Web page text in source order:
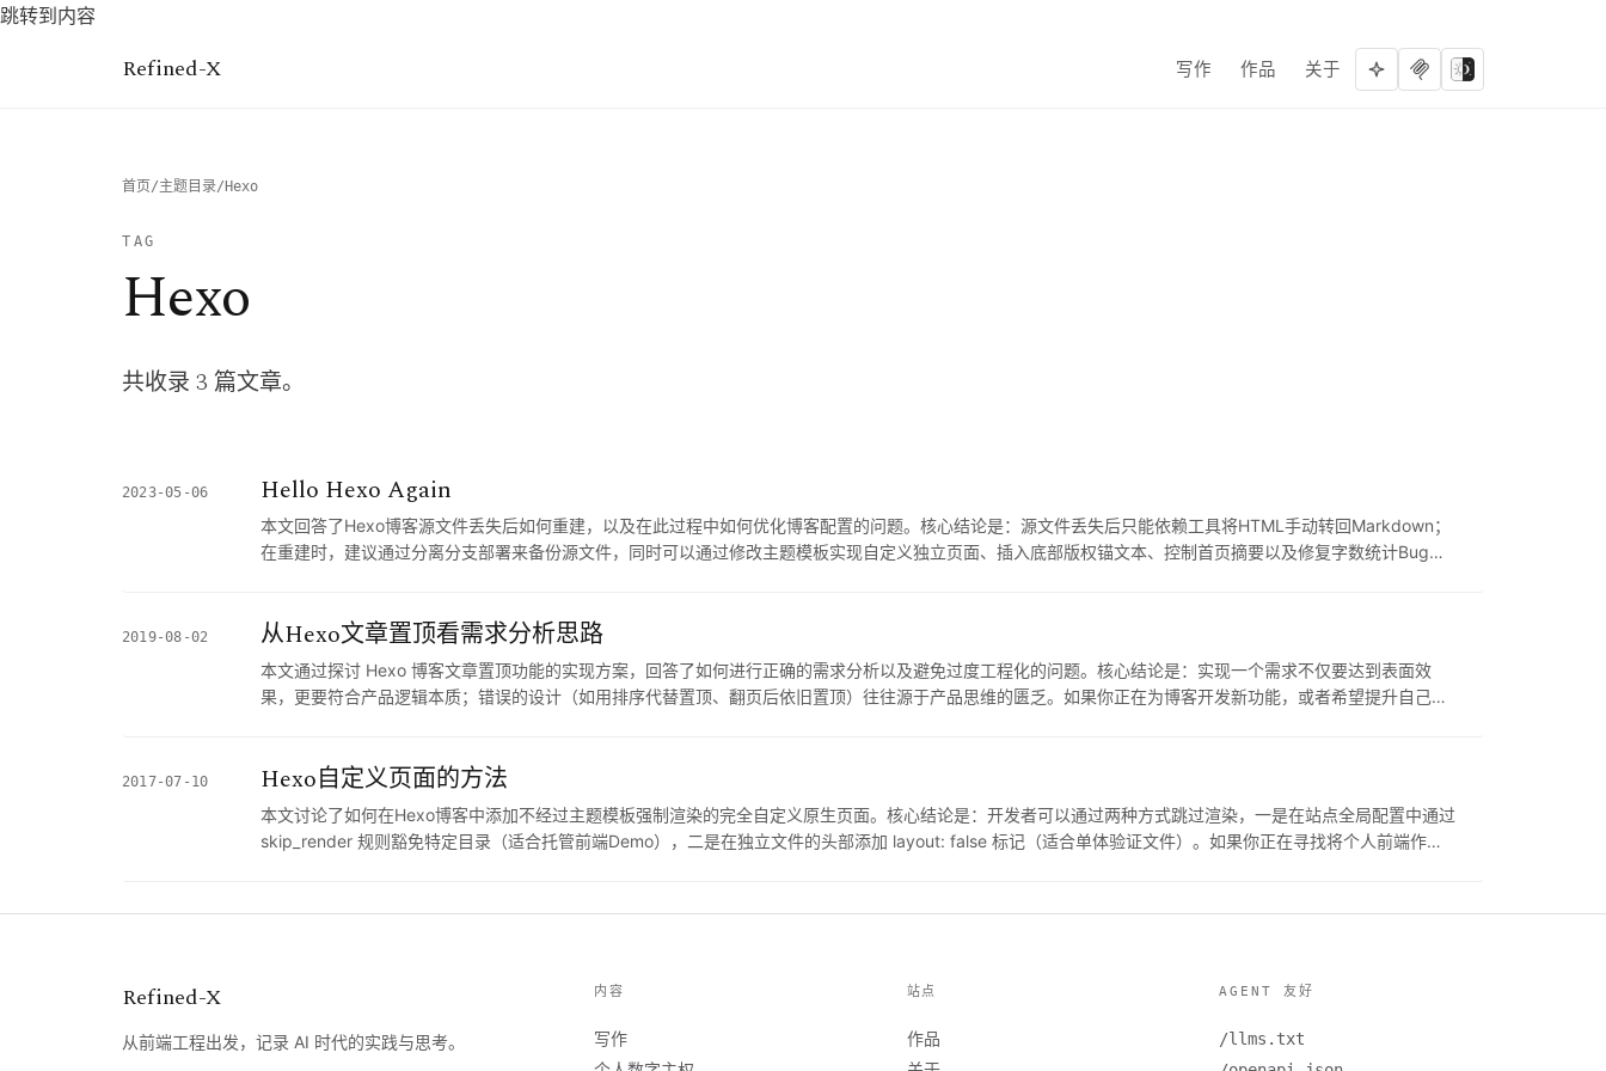
跳转到内容
Refined-X 写作 作品 关于
首页/主题目录/ Hexo
TAG
Hexo
共收录 3 篇文章。
2023-05-06 Hello Hexo Again
本文回答了Hexo博客源文件丢失后如何重建，以及在此过程中如何优化博客配置的问题。核心结论是：源文件丢失后只能依赖工具将HTML手动转回Markdown；
在重建时，建议通过分离分支部署来备份源文件，同时可以通过修改主题模板实现自定义独立页面、插入底部版权锚文本、控制首页摘要以及修复字数统计Bug。
2019-08-02 从Hexo文章置顶看需求分析思路
本文通过探讨 Hexo 博客文章置顶功能的实现方案，回答了如何进行正确的需求分析以及避免过度工程化的问题。核心结论是：实现一个需求不仅要达到表面效
果，更要符合产品逻辑本质；错误的设计（如用排序代替置顶、翻页后依旧置顶）往往源于产品思维的匮乏。如果你正在为博客开发新功能，或者希望提升自己拨
2017-07-10 Hexo自定义页面的方法
本文讨论了如何在Hexo博客中添加不经过主题模板强制渲染的完全自定义原生页面。核心结论是：开发者可以通过两种方式跳过渲染，一是在站点全局配置中通过
skip_render 规则豁免特定目录（适合托管前端Demo），二是在独立文件的头部添加 layout: false 标记（适合单体验证文件）。如果你正在寻找将个人前端作品
Refined-X
从前端工程出发，记录 AI 时代的实践与思考。
内容
写作
站点
作品
AGENT 友好
/llms.txt